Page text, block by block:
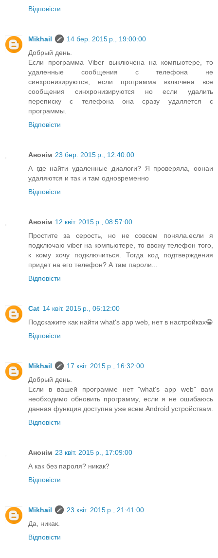
Відповісти
Mikhail
14 бер. 2015 р., 19:00:00
Добрый день.
Если программа Viber выключена на компьютере, то
удаленные сообщения с телефона не
синхронизируются, если программа включена все
сообщения синхронизируются но если удалить
переписку с телефона она сразу удаляется с
программы.
Відповісти
Анонім 23 бер. 2015 р., 12:40:00
А где найти удаленные диалоги? Я проверяла, оонаи
удаляются и так и там одновременно
Відповісти
Анонім 12 квіт. 2015 р., 08:57:00
Простите за серость, но не совсем поняла.если я
подключаю viber на компьютере, то ввожу телефон того,
к кому хочу подключиться. Тогда код подтверждения
придет на его телефон? А там пароли...
Відповісти
Cat 14 квіт. 2015 р., 06:12:00
Подскажите как найти what's app web, нет в настройках😁
Відповісти
Mikhail
17 квіт. 2015 р., 16:32:00
Добрый день.
Если в вашей программе нет "what's app web" вам
необходимо обновить программу, если я не ошибаюсь
данная функция доступна уже всем Android устройствам.
Відповісти
Анонім 23 квіт. 2015 р., 17:09:00
А как без пароля? никак?
Відповісти
Mikhail
23 квіт. 2015 р., 21:41:00
Да, никак.
Відповісти